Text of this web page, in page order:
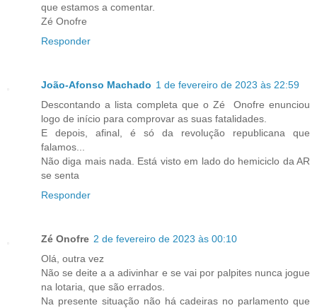
que estamos a comentar.
Zé Onofre
Responder
João-Afonso Machado 1 de fevereiro de 2023 às 22:59
Descontando a lista completa que o Zé Onofre enunciou
logo de início para comprovar as suas fatalidades.
E depois, afinal, é só da revolução republicana que
falamos...
Não diga mais nada. Está visto em lado do hemiciclo da AR
se senta
Responder
Zé Onofre 2 de fevereiro de 2023 às 00:10
Olá, outra vez
Não se deite a a adivinhar e se vai por palpites nunca jogue
na lotaria, que são errados.
Na presente situação não há cadeiras no parlamento que